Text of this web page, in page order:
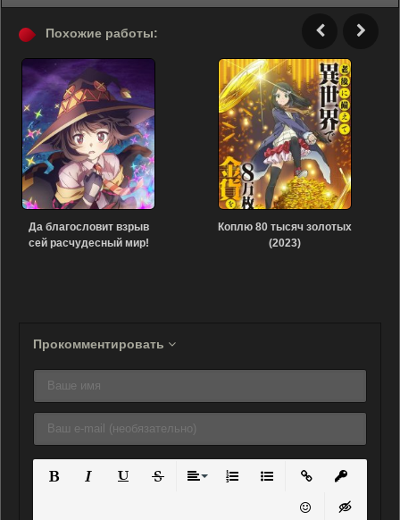
Похожие работы:
Да благословит взрыв
сей расчудесный мир!
Коплю 80 тысяч золотых
(2023)
Прокомментировать
Нумерованный список
Маркированный
Вставить ссылку
Вставить